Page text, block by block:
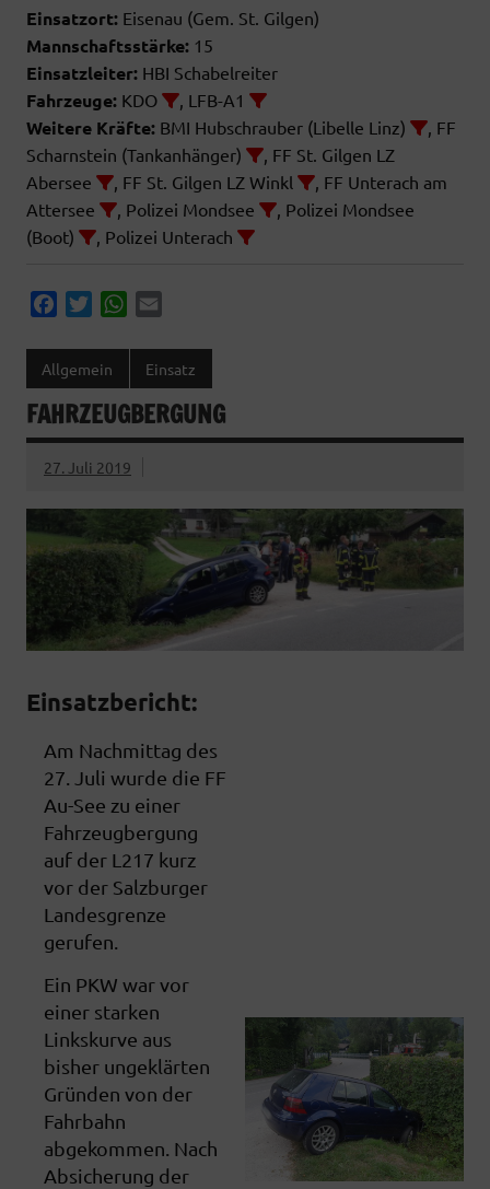
Einsatzort: Eisenau (Gem. St. Gilgen)
Mannschaftsstärke: 15
Einsatzleiter: HBI Schabelreiter
Fahrzeuge: KDO , LFB-A1
Weitere Kräfte: BMI Hubschrauber (Libelle Linz)
, FF
Scharnstein (Tankanhänger)
, FF St. Gilgen LZ
Abersee
, FF St. Gilgen LZ Winkl
, FF Unterach am
Attersee
, Polizei Mondsee
, Polizei Mondsee
(Boot)
, Polizei Unterach
e
b
o
o
t
t
e
r
W
t
s
A
p
i
l
Allgemein Einsatz
FAHRZEUGBERGUNG
27. Juli 2019
Einsatzbericht:
Am Nachmittag des
27. Juli wurde die FF
Au-See zu einer
Fahrzeugbergung
auf der L217 kurz
vor der Salzburger
Landesgrenze
gerufen.
Ein PKW war vor
einer starken
Linkskurve aus
bisher ungeklärten
Gründen von der
Fahrbahn
abgekommen. Nach
Absicherung der